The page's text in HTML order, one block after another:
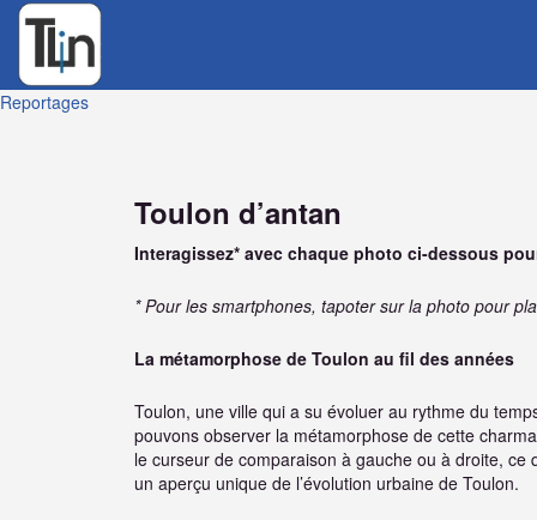
Reportages
Toulon d’antan
Interagissez* avec chaque photo ci-dessous
* Pour les smartphones, tapoter sur la photo pour
La métamorphose de Toulon au fil des années
Toulon, une ville qui a su évoluer au rythme du
pouvons observer la métamorphose de cette
le curseur de comparaison à gauche ou à droite,
un aperçu unique de l’évolution urbaine de Toulon.